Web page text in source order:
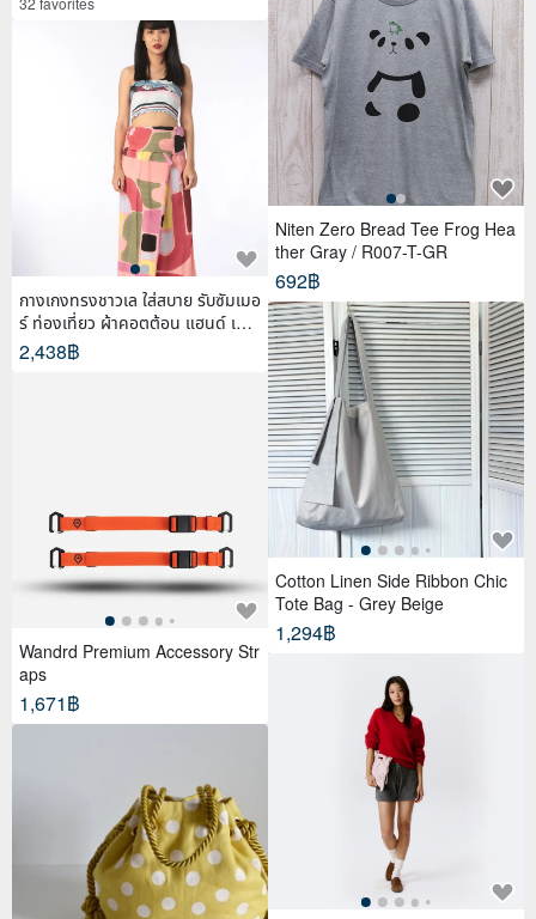
กางเกงทรงชาวเล ใส่สบาย รับซัมเมอ
ร์ ท่องเที่ยว ผ้าคอตต้อน แฮนด์ เพ้น
ท์
2,438฿
Wandrd Premium Accessory Str
aps
1,671฿
Niten Zero Bread Tee Frog Hea
ther Gray / R007-T-GR
692฿
Cotton Linen Side Ribbon Chic
Tote Bag - Grey Beige
1,294฿